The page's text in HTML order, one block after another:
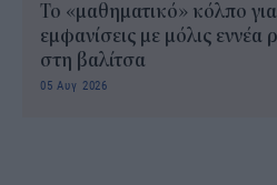
Το «μαθηματικό» κόλπο
εμφανίσεις με μόλις εννέα
στη βαλίτσα
05 Αυγ 2026